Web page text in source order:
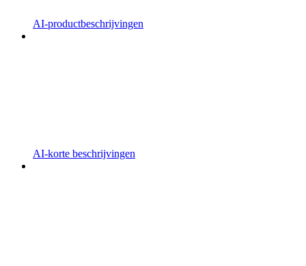
AI-productbeschrijvingen
AI-korte beschrijvingen